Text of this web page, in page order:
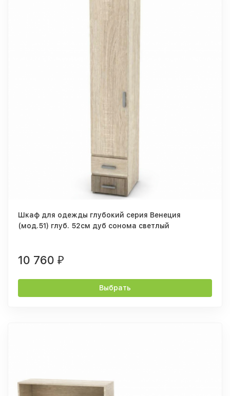
Шкаф для одежды глубокий серия Венеция
(мод.51) глуб. 52см дуб сонома светлый
10 760 ₽
Выбрать